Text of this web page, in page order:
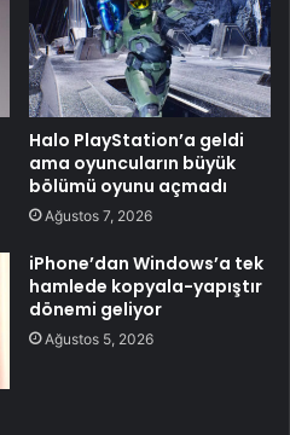
Halo PlayStation’a geldi
ama oyuncuların büyük
bölümü oyunu açmadı
Ağustos 7, 2026
iPhone’dan Windows’a tek
hamlede kopyala-yapıştır
dönemi geliyor
Ağustos 5, 2026